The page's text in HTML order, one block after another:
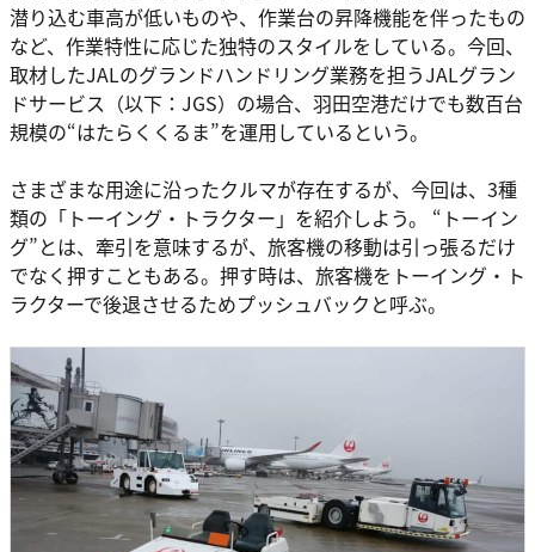
潜り込む車高が低いものや、作業台の昇降機能を伴ったもの
など、作業特性に応じた独特のスタイルをしている。今回、
取材したJALのグランドハンドリング業務を担うJALグラン
ドサービス（以下：JGS）の場合、羽田空港だけでも数百台
規模の“はたらくくるま”を運用しているという。
さまざまな用途に沿ったクルマが存在するが、今回は、3種
類の「トーイング・トラクター」を紹介しよう。 “トーイン
グ”とは、牽引を意味するが、旅客機の移動は引っ張るだけ
でなく押すこともある。押す時は、旅客機をトーイング・ト
ラクターで後退させるためプッシュバックと呼ぶ。